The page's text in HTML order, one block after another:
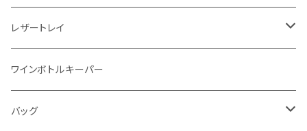
レザートレイ
番外編"Wave"
通常盤
ワインボトルキーパー
バッグ